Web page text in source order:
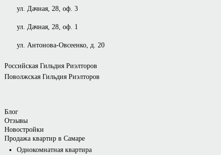
ул. Дачная, 28, оф. 3
ул. Дачная, 28, оф. 1
ул. Антонова-Овсеенко, д. 20
Российская Гильдия Риэлторов
Поволжская Гильдия Риэлторов
Блог
Отзывы
Новостройки
Продажа квартир в Самаре
Однокомнатная квартира